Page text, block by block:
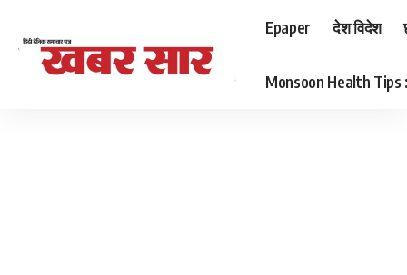
Epaper देश विदेश
Monsoon Health Tips :